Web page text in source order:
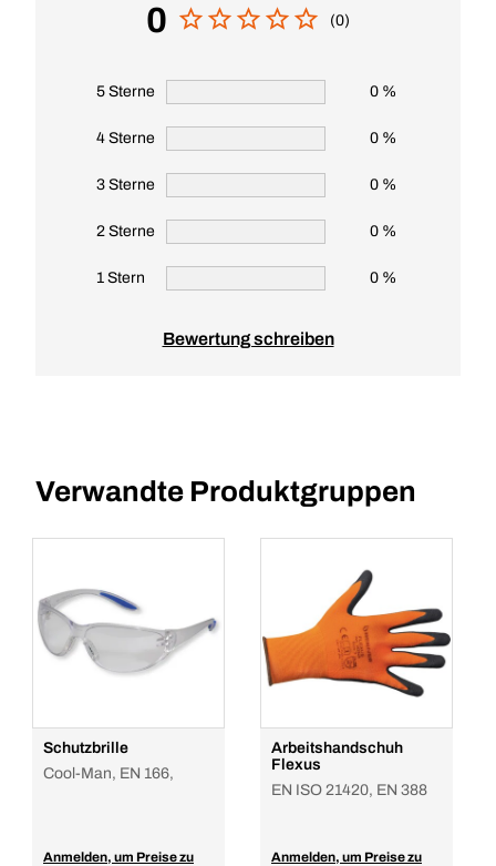
0 (0)
5 Sterne 0 %
4 Sterne 0 %
3 Sterne 0 %
2 Sterne 0 %
1 Stern 0 %
Bewertung schreiben
Verwandte Produktgruppen
Schutzbrille
Cool-Man, EN 166,
Anmelden, um Preise zu
Arbeitshandschuh
Flexus
EN ISO 21420, EN 388
Anmelden, um Preise zu